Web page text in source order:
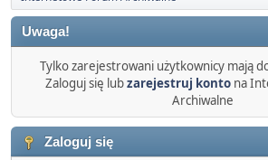
Uwaga!
Tylko zarejestrowani użytkownicy mają
Zaloguj się lubzarejestruj kontona
Archiwalne
Zaloguj się